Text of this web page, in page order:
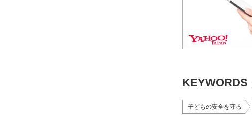
KEYWORDS
子どもの安全を守る